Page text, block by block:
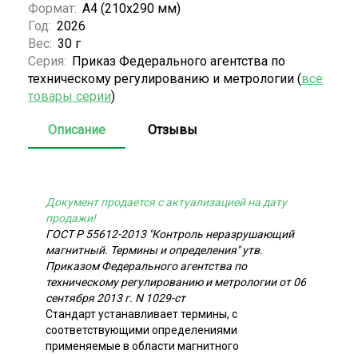
Формат: А4 (210x290 мм)
Год: 2026
Вес: 30 г
Серия: Приказ Федерального агентства по
техническому регулированию и метрологии (все
товары серии)
Описание Отзывы
Документ продается с актуализацией на дату
продажи!
ГОСТ Р 55612-2013 "Контроль неразрушающий
магнитный. Термины и определения" утв.
Приказом Федерального агентства по
техническому регулированию и метрологии от 06
сентября 2013 г. N 1029-ст
Стандарт устанавливает термины, с
соответствующими определениями
применяемые в области магнитного